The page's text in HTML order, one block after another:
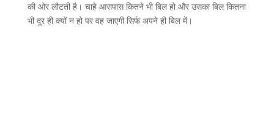
की ओर लौटती है। चाहे आसपास कितने भी बिल हो और उसका बिल कितना
भी दूर ही क्यों न हो पर वह जाएगी सिर्फ अपने ही बिल में।